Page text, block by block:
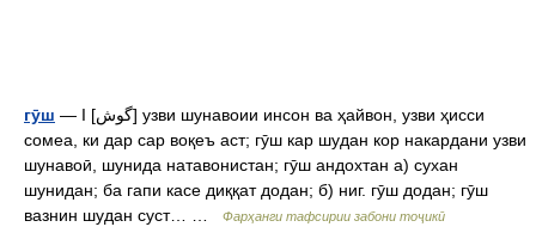
гӯш — I [گوش] узви шунавоии инсон ва ҳайвон, узви ҳисси
сомеа, ки дар сар воқеъ аст; гӯш кар шудан кор накардани узви
шунавоӣ, шунида натавонистан; гӯш андохтан а) сухан
шунидан; ба гапи касе диққат додан; б) ниг. гӯш додан; гӯш
вазнин шудан суст… …
Фарҳанги тафсирии забони тоҷикӣ